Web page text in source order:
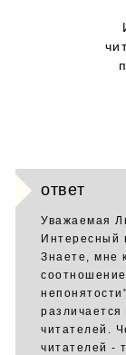
ответ
Уважаемая
Интересный
Знаете, мне
различается
читателей.
читателей -